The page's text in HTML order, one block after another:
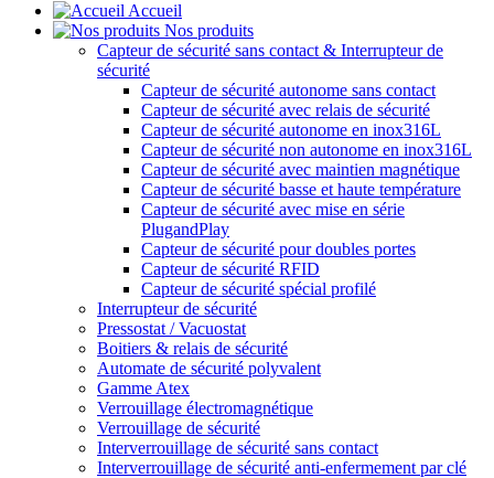
Accueil
Nos produits
Capteur de sécurité sans contact & Interrupteur de
sécurité
Capteur de sécurité autonome sans contact
Capteur de sécurité avec relais de sécurité
Capteur de sécurité autonome en inox316L
Capteur de sécurité non autonome en inox316L
Capteur de sécurité avec maintien magnétique
Capteur de sécurité basse et haute température
Capteur de sécurité avec mise en série
PlugandPlay
Capteur de sécurité pour doubles portes
Capteur de sécurité RFID
Capteur de sécurité spécial profilé
Interrupteur de sécurité
Pressostat / Vacuostat
Boitiers & relais de sécurité
Automate de sécurité polyvalent
Gamme Atex
Verrouillage électromagnétique
Verrouillage de sécurité
Interverrouillage de sécurité sans contact
Interverrouillage de sécurité anti-enfermement par clé